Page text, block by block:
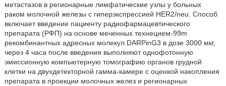
метастазов в регионарные лимфатические узлы у больных
раком молочной железы с гиперэкспрессией HER2/neu. Способ
включает введение пациенту радиофармацевтического
препарата (РФП) на основе меченных технецием-99m
рекомбинантных адресных молекул DARPinG3 в дозе 3000 мкг,
через 4 часа после введения выполняют однофотонную
эмиссионную компьютерную томографию органов грудной
клетки на двухдетекторной гамма-камере с оценкой накопления
препарата в проекции молочных желез и регионарных